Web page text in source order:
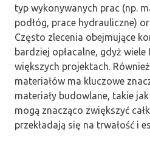
typ wykonywanych prac (np.
podłóg, prace hydrauliczne)
Często zlecenia obejmujące
bardziej opłacalne, gdyż
większych projektach.
materiałów ma kluczowe
materiały budowlane, takie
mogą znacząco zwiększyć
przekładają się na trwałość i